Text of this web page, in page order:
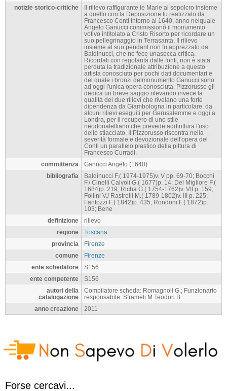
notizie storico-critiche
Il rilievo raffigurante le Marie al sepolcro insieme
a quello con la Deposizione fu realizzato da
Francesco Conti intorno al 1640, anno nelquale
Angelo Ganucci commissionò il monumento
votivo intitolato a Cristo Risorto per ricordare un
suo pellegrinaggio in Terrasanta. Il rilievo
insieme al suo pendant non fu apprezzato da
Baldinucci, che ne fece unasecca critica.
Ricordati con regolarità dalle fonti, non è stata
perduta la tradizionale attribuzione a questo
artista conosciuto per pochi dati documentari e
del quale i bronzi delmonumento Ganucci sono
ad oggi l'unica opera conosciuta. Pizzorusso gli
dedica un breve saggio rilevando invece la
qualità dei due rilievi che rivelano una forte
dipendenza da Giambologna in particolare, da
alcuni rilievi eseguiti per Gerusalemme e oggi a
Londra, per il recupero di uno stile
neodonatelliano che prevede addirittura l'uso
dello stiacciato. Il Pizzorusso riscontra nella
severità formale e devozionale dell'opera del
Conti un parallelo plastico della pittura di
Francesco Curradi.
committenza
Ganucci Angelo (1640)
bibliografia
Baldinucci F.( 1974-1975)v. V pp. 69-70; Bocchi
F./ Cinelli Calvoli G.( 1677)p. 14; Del Migliore F.(
1684)p. 219; Richa G.( 1754-1762)v. VII p. 159;
Follini V./ Rastrelli M.( 1789-1802)v. III p. 225;
Fantozzi F.( 1842)p. 435; Rondoni F.( 1872)p.
103; Bene
definizione
rilievo
regione
Toscana
provincia
Firenze
comune
Firenze
ente schedatore
S156
ente competente
S156
autori della
catalogazione
Compilatore scheda: Romagnoli G.; Funzionario
responsabile: Sframeli M.Teodori B.
anno creazione
2011
Forse cercavi...